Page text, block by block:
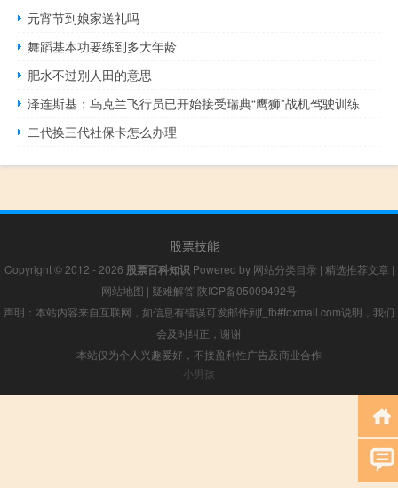
元宵节到娘家送礼吗
舞蹈基本功要练到多大年龄
肥水不过别人田的意思
泽连斯基：乌克兰飞行员已开始接受瑞典“鹰狮”战机驾驶训练
二代换三代社保卡怎么办理
股票技能
Copyright © 2012 - 2026 股票百科知识Powered by 网站分类目录 | 精选推荐文章 |
网站地图 | 疑难解答 陕ICP备05009492号
声明：本站内容来自互联网，如信息有错误可发邮件到f_fb#foxmail.com说明，我们
会及时纠正，谢谢
本站仅为个人兴趣爱好，不接盈利性广告及商业合作
小男孩